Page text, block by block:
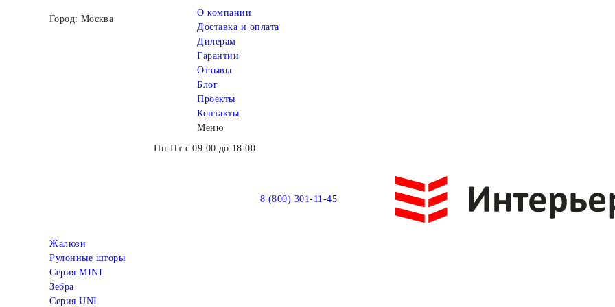
Город: Москва
О компании
Доставка и оплата
Дилерам
Гарантии
Отзывы
Блог
Проекты
Контакты
Меню
Пн-Пт с 09:00 до 18:00
8 (800) 301-11-45
Жалюзи
Рулонные шторы
Серия MINI
Зебра
Серия UNI